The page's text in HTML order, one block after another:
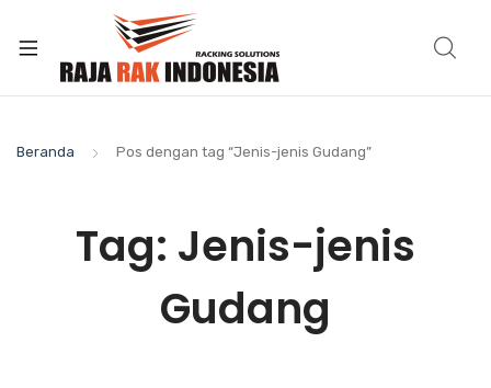
Beranda Pos dengan tag “Jenis-jenis Gudang”
Tag: Jenis-jenis
Gudang